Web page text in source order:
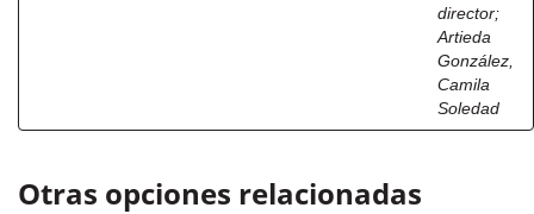
director;
Artieda
González,
Camila
Soledad
Otras opciones relacionadas